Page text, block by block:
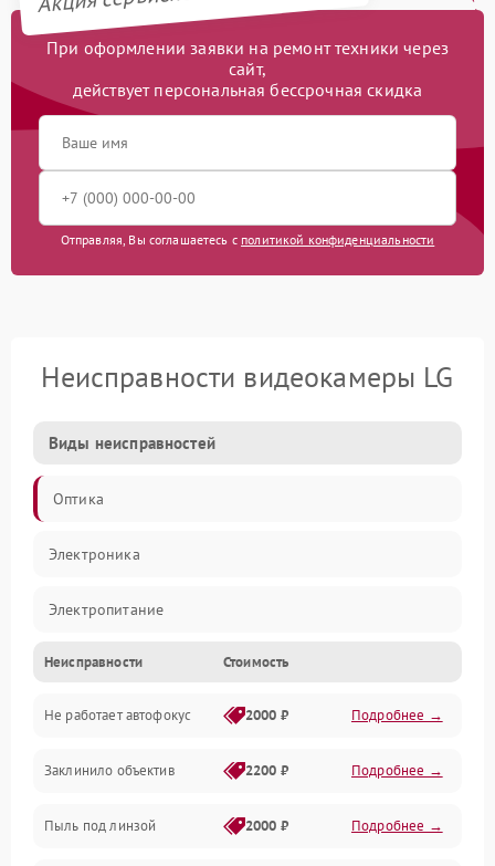
При оформлении заявки на ремонт техники через
сайт,
действует персональная бессрочная скидка
Отправляя, Вы соглашаетесь с политикой конфиденциальности
Неисправности видеокамеры LG
Виды неисправностей
Оптика
Электроника
Электропитание
Видео
Хранение данных
Программное обеспечение
Механические повреждения
Неисправности Стоимость
Не работает автофокус 2000 ₽ Подробнее →
Заклинило объектив 2200 ₽ Подробнее →
Пыль под линзой 2000 ₽ Подробнее →